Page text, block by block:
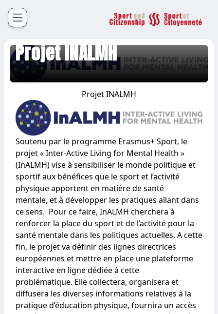
Sport et Citoyenneté
Français
Articles
Projet INALMH
Projet INALMH
Soutenu par le programme Erasmus+ Sport, le
projet « Inter-Active Living for Mental Health »
(InALMH) vise à sensibiliser le monde politique et
sportif aux bénéfices que le sport et l’activité
physique apportent en matière de santé
mentale, et à développer les pratiques allant dans
ce sens. Pour ce faire, InALMH cherchera à
renforcer la place du sport et de l’activité pour la
santé mentale dans les politiques actuelles. A cette
fin, le projet va définir des lignes directrices
européennes et mettre en place une plateforme
interactive en ligne dédiée à cette
problématique. Elle collectera, organisera et
diffusera les diverses informations relatives à la
pratique d’éducation physique, fournira un accès